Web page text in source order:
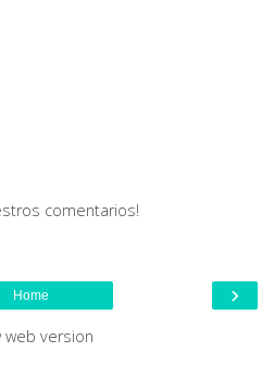
comentarios!
›
Home
web version